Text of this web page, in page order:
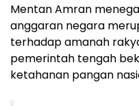
Mentan Amran
anggaran negara
terhadap amanah
pemerintah tengah
ketahanan pangan